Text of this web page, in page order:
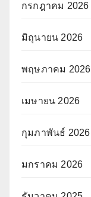
กรกฎาคม 2026
มิถุนายน 2026
พฤษภาคม 2026
เมษายน 2026
กุมภาพันธ์ 2026
มกราคม 2026